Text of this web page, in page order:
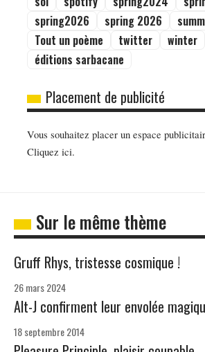
spring2026
spring 2026
Tout un poème
twitter winter
éditions sarbacane
Placement de publicité
Vous souhaitez placer un espace
Cliquez ici.
Sur le même thème
Gruff Rhys, tristesse cosmique !
26 mars 2024
Alt-J confirment leur envolée
18 septembre 2014